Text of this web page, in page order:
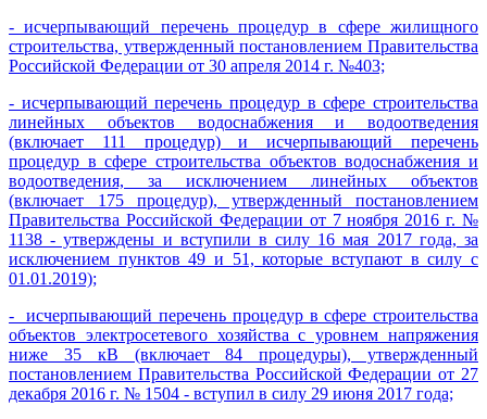
- исчерпывающий перечень процедур в сфере жилищного
строительства, утвержденный постановлением Правительства
Российской Федерации от 30 апреля 2014 г. №403;
- исчерпывающий перечень процедур в сфере строительства
линейных объектов водоснабжения и водоотведения
(включает 111 процедур) и исчерпывающий перечень
процедур в сфере строительства объектов водоснабжения и
водоотведения, за исключением линейных объектов
(включает 175 процедур), утвержденный постановлением
Правительства Российской Федерации от 7 ноября 2016 г. №
1138 - утверждены и вступили в силу 16 мая 2017 года, за
исключением пунктов 49 и 51, которые вступают в силу с
01.01.2019);
- исчерпывающий перечень процедур в сфере строительства
объектов электросетевого хозяйства с уровнем напряжения
ниже 35 кВ (включает 84 процедуры), утвержденный
постановлением Правительства Российской Федерации от 27
декабря 2016 г. № 1504 - вступил в силу 29 июня 2017 года;